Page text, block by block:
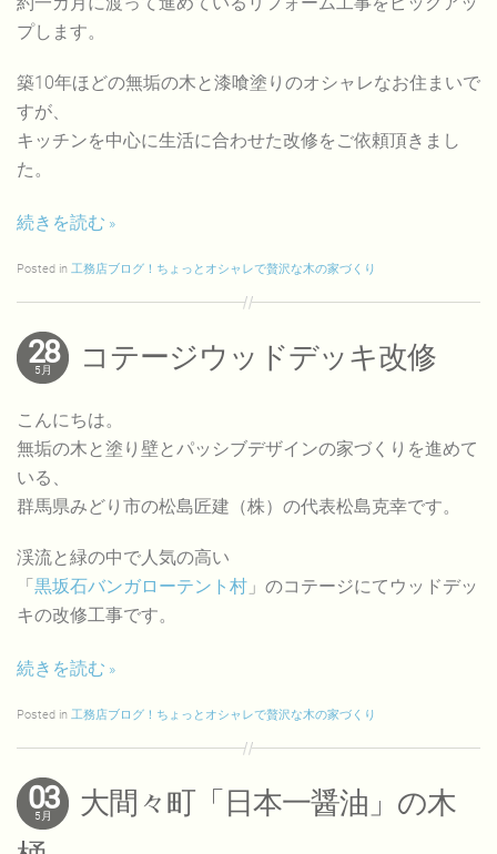
プします。
築10年ほどの無垢の木と漆喰塗りのオシャレなお住まいで
すが、
キッチンを中心に生活に合わせた改修をご依頼頂きまし
た。
続きを読む
Posted in 工務店ブログ！ちょっとオシャレで贅沢な木の家づくり
28
5月 コテージウッドデッキ改修
こんにちは。
無垢の木と塗り壁とパッシブデザインの家づくりを進めて
いる、
群馬県みどり市の松島匠建（株）の代表松島克幸です。
渓流と緑の中で人気の高い
「黒坂石バンガローテント村 」のコテージにてウッドデッ
キの改修工事です。
続きを読む
Posted in 工務店ブログ！ちょっとオシャレで贅沢な木の家づくり
03
5月
大間々町「日本一醤油」の木